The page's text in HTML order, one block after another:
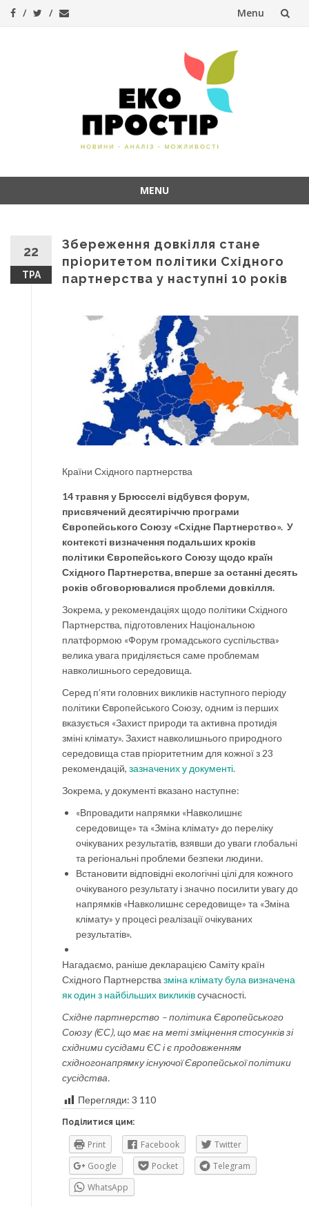
Menu
MENU
22
ТРА
Збереження довкілля стане
пріоритетом політики Східного
партнерства у наступні 10 років
Країни Східного партнерства
14 травня у Брюсселі відбувся форум,
присвячений десятиріччю програми
Європейського Союзу «Східне Партнерство». У
контексті визначення подальших кроків
політики Європейського Союзу щодо країн
Східного Партнерства, вперше за останні десять
років обговорювалися проблеми довкілля.
Зокрема, у рекомендаціях щодо політики Східного
Партнерства, підготовлених Національною
платформою «Форум громадського суспільства»
велика увага приділяється саме проблемам
навколишнього середовища.
Серед п’яти головних викликів наступного періоду
політики Європейського Союзу, одним із перших
вказується «Захист природи та активна протидія
зміні клімату». Захист навколишнього природного
середовища став пріоритетним для кожної з 23
рекомендацій, зазначених у документі.
Зокрема, у документі вказано наступне:
«Впровадити напрямки «Навколишнє
середовище» та «Зміна клімату» до переліку
очікуваних результатів, взявши до уваги глобальні
та регіональні проблеми безпеки людини.
Встановити відповідні екологічні цілі для кожного
очікуваного результату і значно посилити увагу до
напрямків «Навколишнє середовище» та «Зміна
клімату» у процесі реалізації очікуваних
результатів».
Нагадаємо, раніше декларацією Саміту країн
Східного Партнерства зміна клімату була визначена
як один з найбільших викликівсучасності.
Східне партнерство – політика Європейського
Союзу (ЄС), що має на меті зміцнення стосунків зі
східними сусідами ЄС і є продовженням
східногонапрямку існуючої Європейської політики
сусідства.
Перегляди: 3 110
Поділитися цим:
Print Facebook
Twitter
Google
Pocket
Telegram
WhatsApp